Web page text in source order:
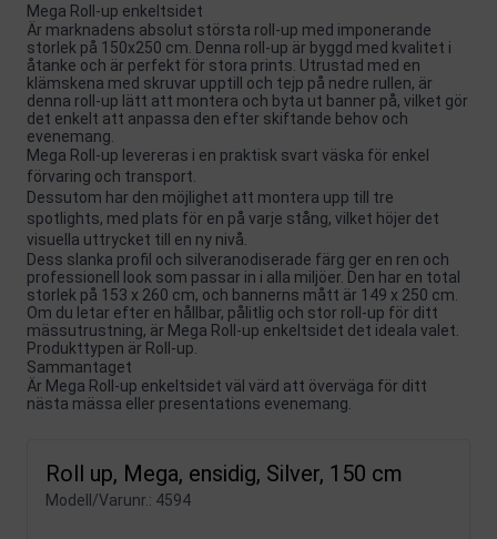
Mega Roll-up enkeltsidet
Är marknadens absolut största roll-up med imponerande
storlek på 150x250 cm. Denna roll-up är byggd med kvalitet i
åtanke och är perfekt för stora prints. Utrustad med en
klämskena med skruvar upptill och tejp på nedre rullen, är
denna roll-up lätt att montera och byta ut banner på, vilket gör
det enkelt att anpassa den efter skiftande behov och
evenemang.
Mega Roll-up levereras i en praktisk svart väska för enkel
förvaring och transport.
Dessutom har den möjlighet att montera upp till tre
spotlights, med plats för en på varje stång, vilket höjer det
visuella uttrycket till en ny nivå.
Dess slanka profil och silveranodiserade färg ger en ren och
professionell look som passar in i alla miljöer. Den har en total
storlek på 153 x 260 cm, och bannerns mått är 149 x 250 cm.
Om du letar efter en hållbar, pålitlig och stor roll-up för ditt
mässutrustning, är Mega Roll-up enkeltsidet det ideala valet.
Produkttypen är Roll-up.
Sammantaget
Är Mega Roll-up enkeltsidet väl värd att överväga för ditt
nästa mässa eller presentations evenemang.
Roll up, Mega, ensidig, Silver, 150 cm
Modell/Varunr.: 4594